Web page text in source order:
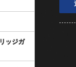
ッジガ